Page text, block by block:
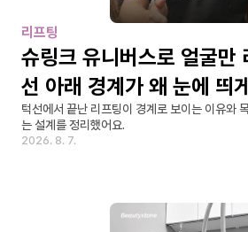
리프팅
슈링크 유니버스로 얼굴만
선 아래 경계가 왜 눈에 띄
턱선에서 끝난 리프팅이 경계로 보이는 이유와
는 설계를 정리했어요.
2026. 8. 7.